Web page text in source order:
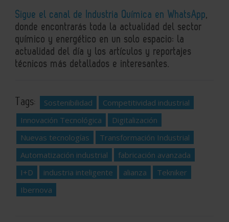
Sigue el canal de Industria Química en WhatsApp,
donde encontrarás toda la actualidad del sector
químico y energético en un solo espacio: la
actualidad del día y los artículos y reportajes
técnicos más detallados e interesantes.
Tags: Sostenibilidad
Competitividad industrial
Innovación Tecnológica
Digitalización
Nuevas tecnologías
Transformación Industrial
Automatización industrial
fabricación avanzada
I+D
industria inteligente alianza
Tekniker
Ibernova